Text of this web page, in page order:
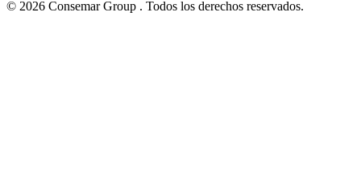
© 2026 Consemar Group . Todos los derechos reservados.